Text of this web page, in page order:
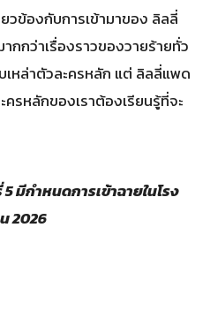
วข้องกับการเข้ามาของ ลิลลี่
กกว่าเรื่องราวของวายร้ายทั่ว
เหล่าตัวละครหลัก แต่ ลิลลี่แพด
ครหลักของเราต้องเรียนรู้ที่จะ
มีกำหนดการเข้าฉายในโรง
2026